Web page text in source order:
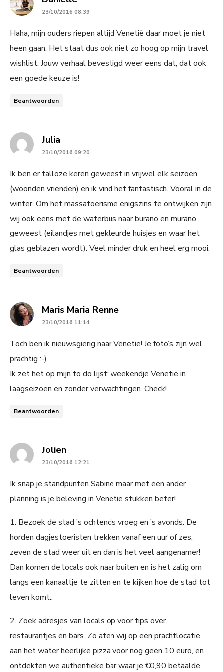
23/10/2016 08:39
Haha, mijn ouders riepen altijd Venetië daar moet je niet
heen gaan. Het staat dus ook niet zo hoog op mijn travel
wishlist. Jouw verhaal bevestigd weer eens dat, dat ook
een goede keuze is!
Beantwoorden
Julia
23/10/2016 09:20
Ik ben er talloze keren geweest in vrijwel elk seizoen
(woonden vrienden) en ik vind het fantastisch. Vooral in de
winter. Om het massatoerisme enigszins te ontwijken zijn
wij ook eens met de waterbus naar burano en murano
geweest (eilandjes met gekleurde huisjes en waar het
glas geblazen wordt). Veel minder druk en heel erg mooi.
Beantwoorden
Maris Maria Rennesays:
23/10/2016 11:14
Toch ben ik nieuwsgierig naar Venetië! Je foto’s zijn wel
prachtig :-)
Ik zet het op mijn to do lijst: weekendje Venetië in
laagseizoen en zonder verwachtingen. Check!
Beantwoorden
Joliensays:
23/10/2016 12:21
Ik snap je standpunten Sabine maar met een ander
planning is je beleving in Venetie stukken beter!
1. Bezoek de stad ’s ochtends vroeg en ’s avonds. De
horden dagjestoeristen trekken vanaf een uur of zes,
zeven de stad weer uit en dan is het veel aangenamer!
Dan komen de locals ook naar buiten en is het zalig om
langs een kanaaltje te zitten en te kijken hoe de stad tot
leven komt..
2. Zoek adresjes van locals op voor tips over
restaurantjes en bars. Zo aten wij op een prachtlocatie
aan het water heerlijke pizza voor nog geen 10 euro, en
ontdekten we authentieke bar waar je €0,90 betaalde